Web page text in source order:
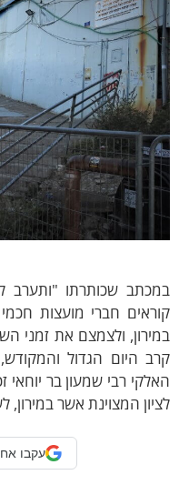
שכותרתו "ותערב
חברי מועצות חכמי
ולצמצם את זמני
היום הגדול והמקודש,
רבי שמעון בר יוחאי
המצוינת אשר במירון,
עקבו אחרי